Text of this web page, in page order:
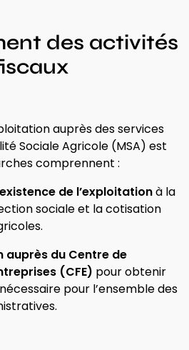
des activités
auprès des services
Sociale Agricole (MSA) est
comprennent :
de l’exploitationà la
sociale et la cotisation
auprès du Centre de
(CFE) pour obtenir
pour l’ensemble des